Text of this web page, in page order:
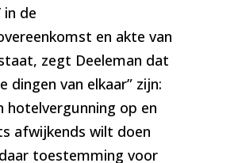
in de
en akte van
zegt Deeleman dat
dingen van elkaar” zijn:
hotelvergunning op en
afwijkends wilt doen
toestemming voor